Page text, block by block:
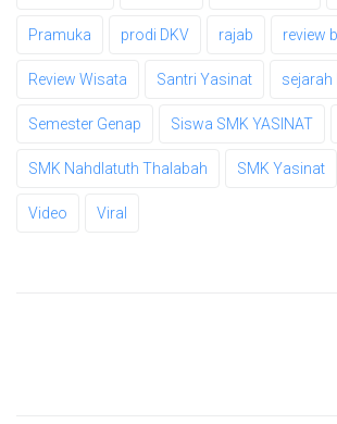
Pramuka prodi DKV rajab review
Review Wisata Santri Yasinat sejarah
Semester Genap Siswa SMK YASINAT
SMK Nahdlatuth Thalabah SMK Yasinat
Video Viral